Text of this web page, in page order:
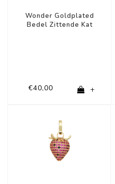
Wonder Goldplated
Bedel Zittende Kat
€40,00 +